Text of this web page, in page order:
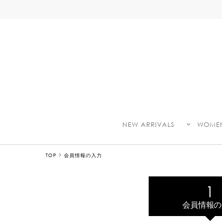
NEW ARRIVALS
TOP 会員情報の入力
会員情報